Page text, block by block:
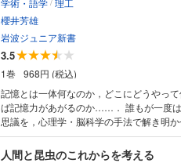
櫻井芳雄
岩波ジュニア新書
3.5
1巻
968円 (税込)
記憶とは一体何なのか，どこにどうやっ
ば記憶力があがるのか……． 誰もが一度
思議を，心理学・脳科学の手法で解き明
「脳」の複雑なしくみが見えてくる．新
な文章でつづる入門書．
人間と昆虫のこれからを考える